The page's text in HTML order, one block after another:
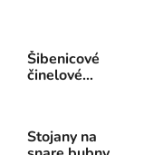
Šibenicové
činelové
Stojany na